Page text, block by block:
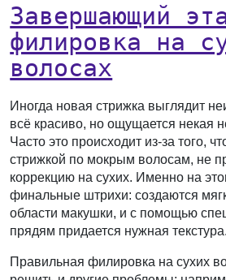
Завершающий
филировка на
волосах
Иногда новая стрижка выглядит
всё красиво, но ощущается некая
Часто это происходит из-за того,
стрижкой по мокрым волосам, не
коррекцию на сухих. Именно на
финальные штрихи: создаются
области макушки, и с помощью
прядям придается нужная текстура.
Правильная филировка на сухих